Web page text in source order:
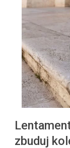
zbuduj